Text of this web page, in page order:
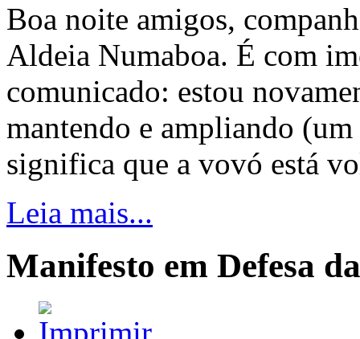
Boa noite amigos,
Aldeia Numaboa. É com
comunicado: estou
mantendo e ampliando
significa que a vovó está
Leia mais...
Manifesto em Defesa